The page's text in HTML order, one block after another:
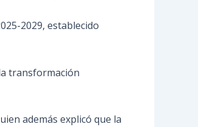
2029, establecido
transformación
además explicó que la